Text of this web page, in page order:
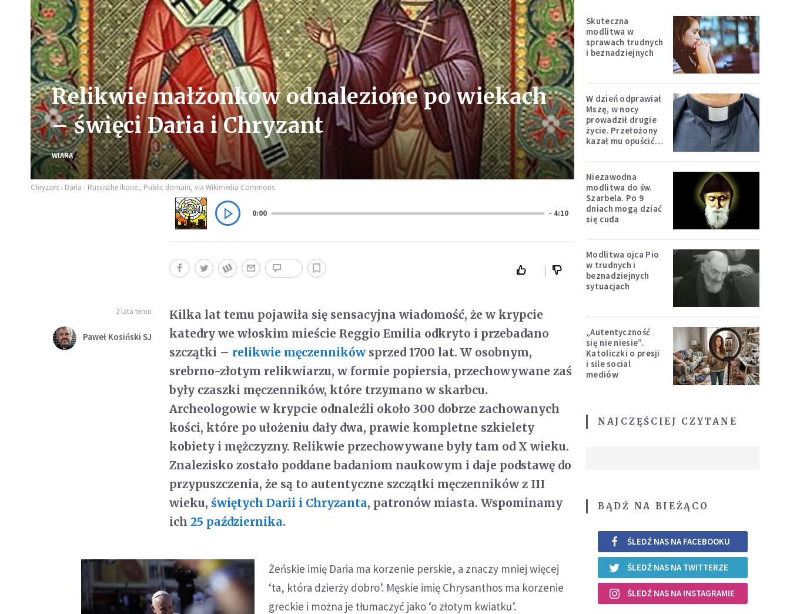
Relikwie małżonków odnalezione po wiekach
– święci Daria i Chryzant
WIARA
Chryzant i Daria - Russische Ikone., Public domain, via Wikimedia Commons
0:00 - 4:10
2 lata temu
Paweł Kosiński SJ
Kilka lat temu pojawiła się sensacyjna wiadomość, że w krypcie
katedry we włoskim mieście Reggio Emilia odkryto i przebadano
szczątki – relikwie męczenników sprzed 1700 lat. W osobnym,
srebrno-złotym relikwiarzu, w formie popiersia, przechowywane zaś
były czaszki męczenników, które trzymano w skarbcu.
Archeologowie w krypcie odnaleźli około 300 dobrze zachowanych
kości, które po ułożeniu dały dwa, prawie kompletne szkielety
kobiety i mężczyzny. Relikwie przechowywane były tam od X wieku.
Znalezisko zostało poddane badaniom naukowym i daje podstawę do
przypuszczenia, że są to autentyczne szczątki męczenników z III
wieku,świętych Darii i Chryzanta, patronów miasta. Wspominamy
ich25 października.
Żeńskie imię Daria ma korzenie perskie, a znaczy mniej więcej
‘ta, która dzierży dobro’. Męskie imię Chrysanthos ma korzenie
greckie i można je tłumaczyć jako ‘o złotym kwiatku’.
Skuteczna
modlitwa w
sprawach trudnych
i beznadziejnych
W dzień odprawiał
Mszę, w nocy
prowadził drugie
życie. Przełożony
kazał mu opuścić
Niezawodna
modlitwa do św.
Szarbela. Po 9
dniach mogą dziać
się cuda
Modlitwa ojca Pio
w trudnych i
beznadziejnych
sytuacjach
„Autentyczność
się nie niesie”.
Katoliczki o presji
i sile social
mediów
NAJCZĘŚCIEJ CZYTANE
BĄDŹ NA BIEŻĄCO
ŚLEDŹ NAS NA FACEBOOKU
ŚLEDŹ NAS NA TWITTERZE
ŚLEDŹ NAS NA INSTAGRAMIE